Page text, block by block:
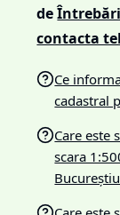
de
contacta
Ce
cadastral
Care este
scara